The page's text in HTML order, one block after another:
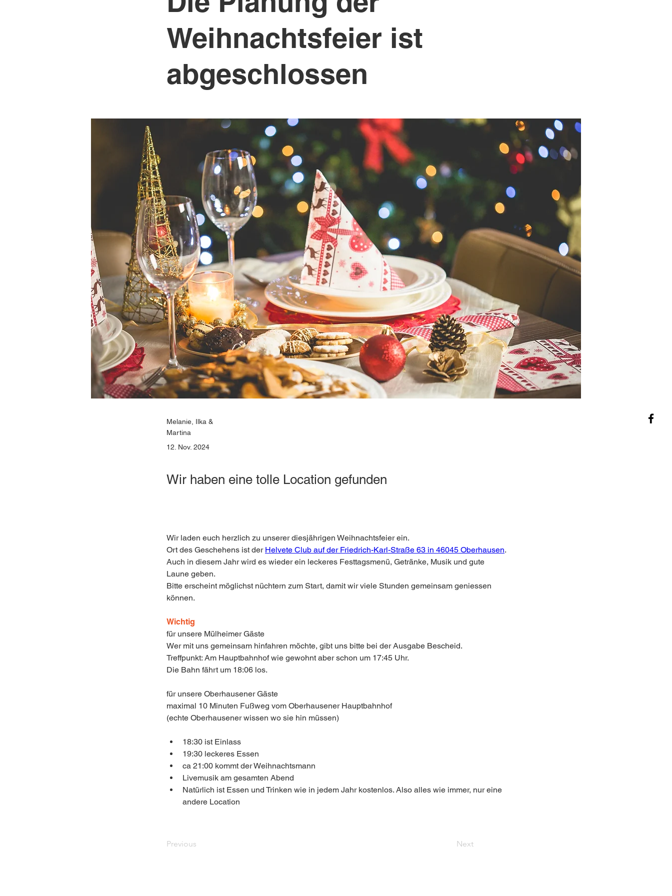
Weihnachtsfeier ist
abgeschlossen
Melanie, Ilka &
Martina
12. Nov. 2024
Wir haben eine tolle Location gefunden
Wir laden euch herzlich zu unserer diesjährigen Weihnachtsfeier ein.
Ort des Geschehens ist der Helvete Club auf der Friedrich-Karl-Straße 63 in 46045 Oberhausen.
Auch in diesem Jahr wird es wieder ein leckeres Festtagsmenü, Getränke, Musik und gute
Laune geben.
Bitte erscheint möglichst nüchtern zum Start, damit wir viele Stunden gemeinsam geniessen
können.
Wichtig
für unsere Mülheimer Gäste
Wer mit uns gemeinsam hinfahren möchte, gibt uns bitte bei der Ausgabe Bescheid.
Treffpunkt: Am Hauptbahnhof wie gewohnt aber schon um 17:45 Uhr.
Die Bahn fährt um 18:06 los.
für unsere Oberhausener Gäste
maximal 10 Minuten Fußweg vom Oberhausener Hauptbahnhof
(echte Oberhausener wissen wo sie hin müssen)
18:30 ist Einlass
19:30 leckeres Essen
ca 21:00 kommt der Weihnachtsmann
Livemusik am gesamten Abend
Natürlich ist Essen und Trinken wie in jedem Jahr kostenlos. Also alles wie immer, nur eine
andere Location
Previous Next